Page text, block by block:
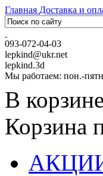
Главная Доставка и
093-072-04-03
lepkind@ukr.net
lepkind.3d
Мы работаем: пон.-
В
Корзина